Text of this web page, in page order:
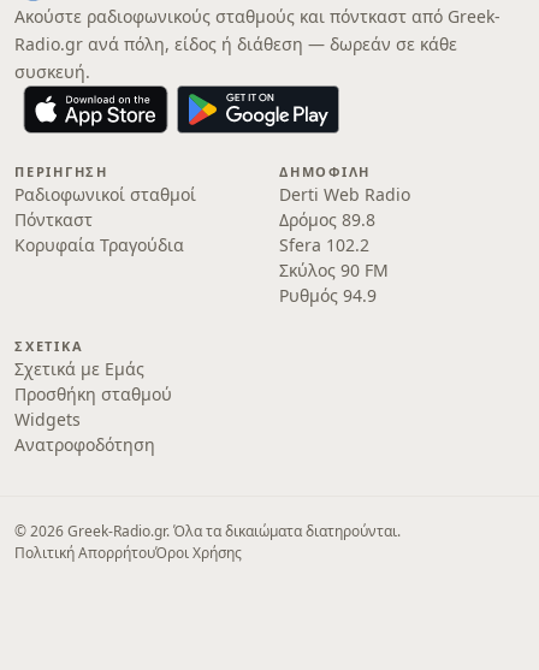
Ακούστε ραδιοφωνικούς σταθμούς και πόντκαστ από Greek-
Radio.gr ανά πόλη, είδος ή διάθεση — δωρεάν σε κάθε
συσκευή.
ΠΕΡΙΉΓΗΣΗ
Ραδιοφωνικοί σταθμοί
Πόντκαστ
Κορυφαία Τραγούδια
ΔΗΜΟΦΙΛΉ
Derti Web Radio
Δρόμος 89.8
Sfera 102.2
Σκύλος 90 FM
Ρυθμός 94.9
ΣΧΕΤΙΚΆ
Σχετικά με Εμάς
Προσθήκη σταθμού
Widgets
Ανατροφοδότηση
© 2026 Greek-Radio.gr. Όλα τα δικαιώματα διατηρούνται.
Πολιτική ΑπορρήτουΌροι Χρήσης